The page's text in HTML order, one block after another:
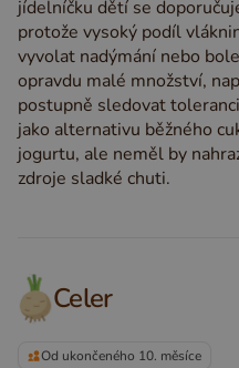
jídelníčku dětí se
protože vysoký podíl
vyvolat nadýmání nebo
opravdu malé množství,
postupně sledovat
jako alternativu běžného
jogurtu, ale neměl by
zdroje sladké chuti.
Celer
Od ukončeného 10. měsíce